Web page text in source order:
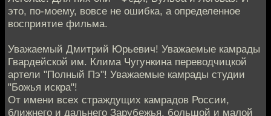
это, по-моему, вовсе не ошибка, а определенное
восприятие фильма.
Уважаемый Дмитрий Юрьевич! Уважаемые камрады
Гвардейской им. Клима Чугункина переводчицкой
артели "Полный Пэ"! Уважаемые камрады студии
"Божья искра"!
От имени всех страждущих камрадов России,
ближнего и дальнего Зарубежья, большой и малой